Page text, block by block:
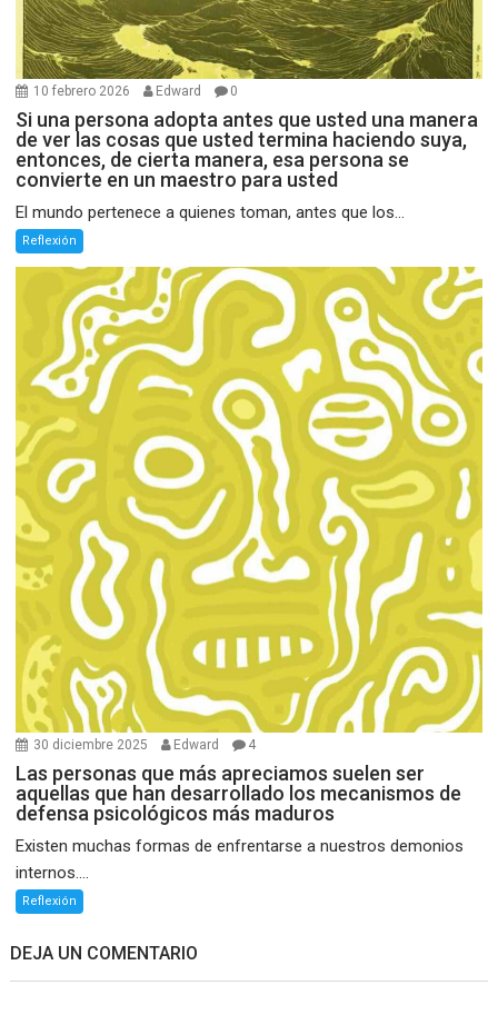
10 febrero 2026 Edward 0
Si una persona adopta antes que usted una manera
de ver las cosas que usted termina haciendo suya,
entonces, de cierta manera, esa persona se
convierte en un maestro para usted
El mundo pertenece a quienes toman, antes que los...
Reflexión
30 diciembre 2025 Edward 4
Las personas que más apreciamos suelen ser
aquellas que han desarrollado los mecanismos de
defensa psicológicos más maduros
Existen muchas formas de enfrentarse a nuestros demonios
internos....
Reflexión
DEJA UN COMENTARIO